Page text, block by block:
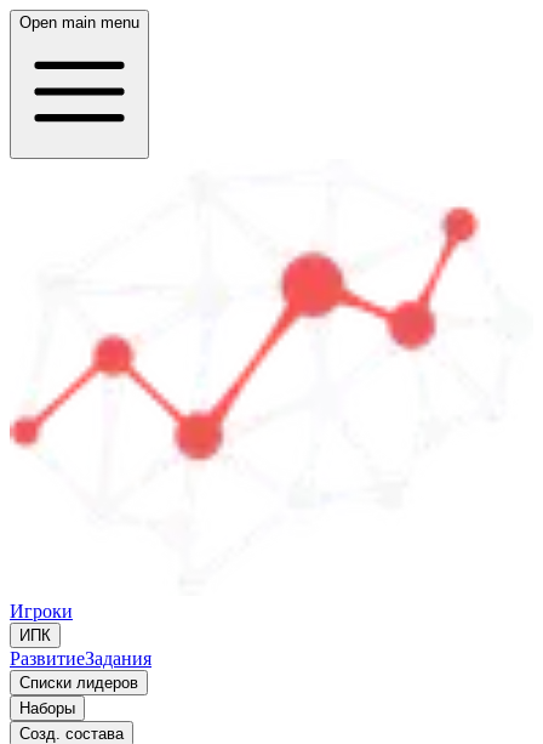
Open main menu
Игроки
ИПК
РазвитиеЗадания
Списки лидеров
Наборы
Созд. состава